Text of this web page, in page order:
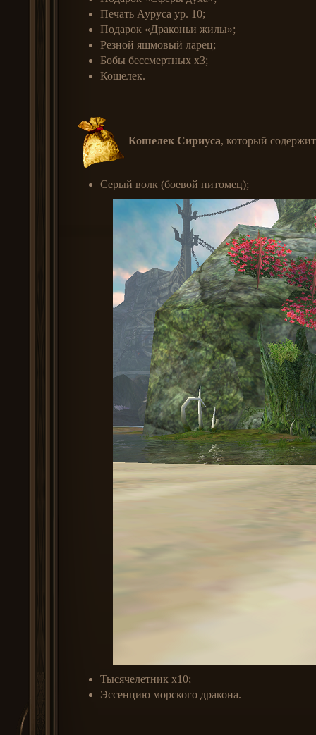
Печать Ауруса ур. 10;
Подарок «Драконьи жилы»;
Резной яшмовый ларец;
Бобы бессмертных x3;
Кошелек.
Кошелек Сириуса, который
Серый волк (боевой питомец);
Тысячелетник x10;
Эссенцию морского дракона.